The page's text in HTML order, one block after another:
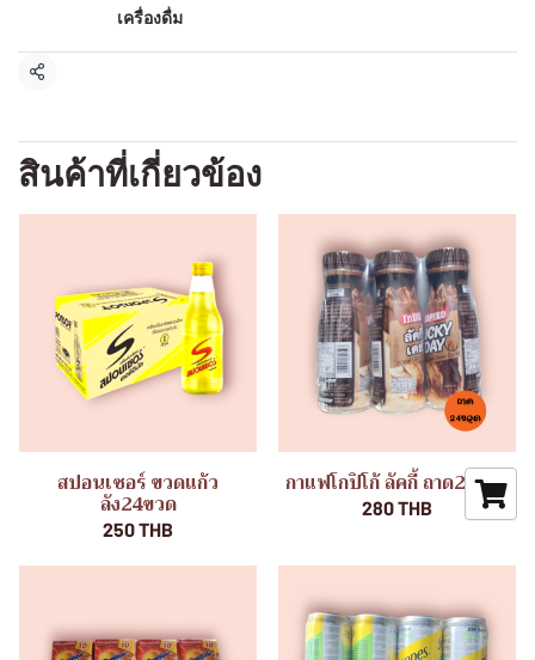
เครื่องดื่ม
แชร์
สินค้าที่เกี่ยวข้อง
สปอนเซอร์ ขวดแก้ว
ลัง24ขวด
250 THB
กาแฟโกปิโก้ ลัคกี้ ถาด24ขวด
280 THB